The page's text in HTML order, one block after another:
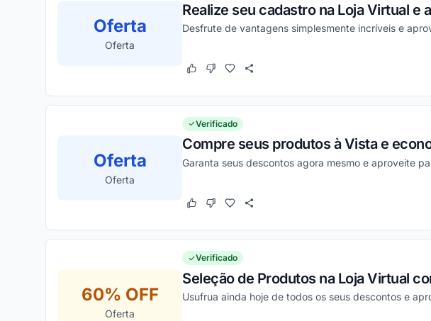
Oferta
Oferta
Realize seu cadastro na Loja Virtual
Desfrute de vantagens simplesmente incríveis e
Este cupom funcionou
Este cupom não funcionou
Oferta
Oferta
Verificado
Compre seus produtos à Vista e
Garanta seus descontos agora mesmo e aproveite
Este cupom funcionou
Este cupom não funcionou
60% OFF
Oferta
Verificado
Seleção de Produtos na Loja Virtual
Usufrua ainda hoje de todos os seus descontos e